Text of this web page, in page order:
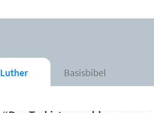
Luther Basisbibel